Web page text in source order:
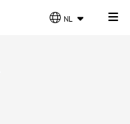
nl